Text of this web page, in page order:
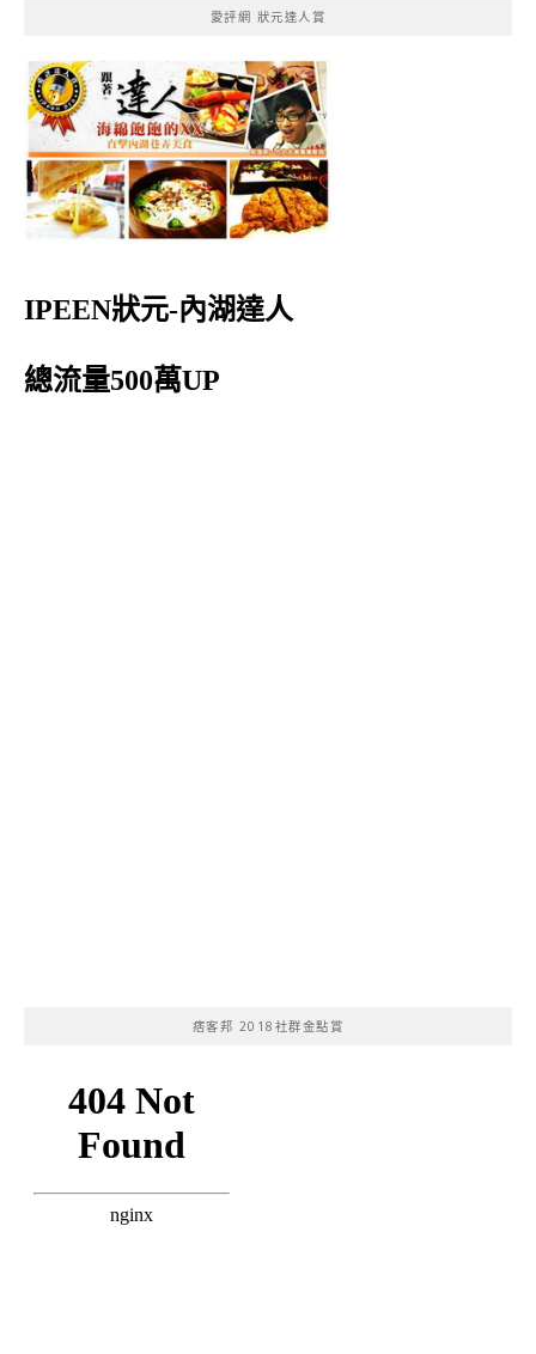
愛評網 狀元達人賞
IPEEN狀元-內湖達人
總流量500萬UP
痞客邦 2018社群金點賞